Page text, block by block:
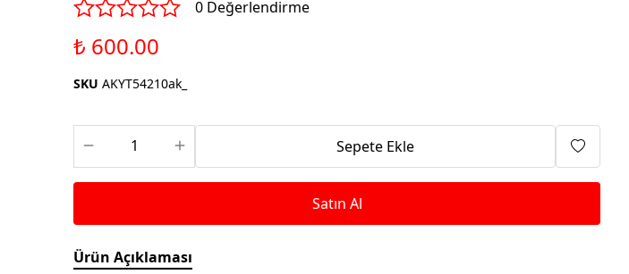
Aparatları
Isıtma Makineleri
0 Değerlendirme
₺ 600.00
SKU AKYT54210ak_
Sepete Ekle
Satın Al
Ürün Açıklaması